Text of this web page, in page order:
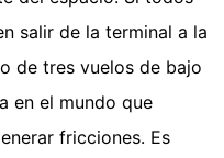
salir de la terminal a la
de tres vuelos de bajo
en el mundo que
fricciones. Es